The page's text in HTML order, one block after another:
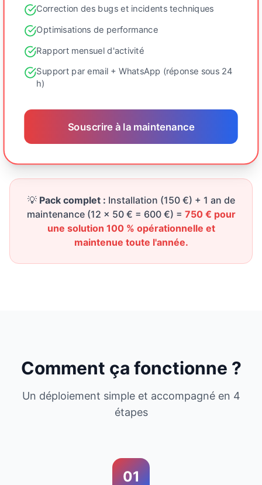
Correction des bugs et incidents techniques
Optimisations de performance
Rapport mensuel d'activité
Support par email + WhatsApp (réponse sous 24
h)
Souscrire à la maintenance
💡 Pack complet : Installation (150 €) + 1 an de
maintenance (12 × 50 € = 600 €) = 750 € pour
une solution 100 % opérationnelle et
maintenue toute l'année.
Comment ça fonctionne ?
Un déploiement simple et accompagné en 4
étapes
01